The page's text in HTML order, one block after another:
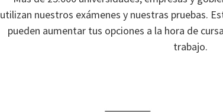
utilizan nuestros exámenes y nuestras pruebas.
pueden aumentar tus opciones a la hora de
trabajo.